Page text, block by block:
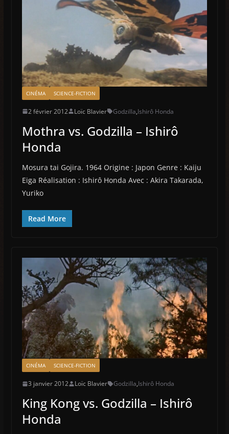
CINÉMA SCIENCE-FICTION
2 février 2012 Loïc Blavier Godzilla,Ishirô Honda
Mothra vs. Godzilla – Ishirô
Honda
Mosura tai Gojira. 1964 Origine : Japon Genre : Kaiju
Eiga Réalisation : Ishirô Honda Avec : Akira Takarada,
Yuriko
Read More
CINÉMA SCIENCE-FICTION
3 janvier 2012 Loïc Blavier Godzilla,Ishirô Honda
King Kong vs. Godzilla – Ishirô
Honda